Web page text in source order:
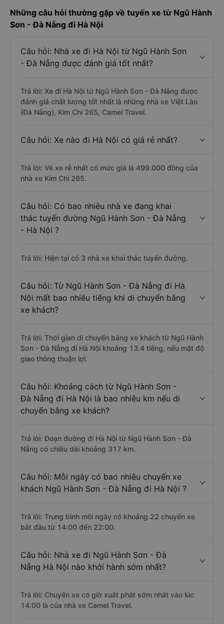
Những câu hỏi thường gặp về tuyến xe từ Ngũ Hành
Sơn - Đà Nẵng đi Hà Nội
Câu hỏi: Nhà xe đi Hà Nội từ Ngũ Hành Sơn
- Đà Nẵng được đánh giá tốt nhất?
Trả lời: Xe đi Hà Nội từ Ngũ Hành Sơn - Đà Nẵng được
đánh giá chất lượng tốt nhất là những nhà xe Việt Lào
(Đà Nẵng), Kim Chi 265, Camel Travel.
Câu hỏi: Xe nào đi Hà Nội có giá rẻ nhất?
Trả lời: Vé xe rẻ nhất có mức giá là 499.000 đồng của
nhà xe Kim Chi 265.
Câu hỏi: Có bao nhiêu nhà xe đang khai
thác tuyến đường Ngũ Hành Sơn - Đà Nẵng
- Hà Nội ?
Trả lời: Hiện tại có 3 nhà xe khai thác tuyến đường.
Câu hỏi: Từ Ngũ Hành Sơn - Đà Nẵng đi Hà
Nội mất bao nhiêu tiếng khi di chuyển bằng
xe khách?
Trả lời: Thời gian di chuyển bằng xe khách từ Ngũ Hành
Sơn - Đà Nẵng đi Hà Nội khoảng 13.4 tiếng, nếu mật độ
giao thông thuận lợi.
Câu hỏi: Khoảng cách từ Ngũ Hành Sơn -
Đà Nẵng đi Hà Nội là bao nhiêu km nếu di
chuyển bằng xe khách?
Trả lời: Đoạn đường đi Hà Nội từ Ngũ Hành Sơn - Đà
Nẵng có chiều dài khoảng 317 km.
Câu hỏi: Mỗi ngày có bao nhiêu chuyến xe
khách Ngũ Hành Sơn - Đà Nẵng đi Hà Nội ?
Trả lời: Trung bình mỗi ngày có khoảng 22 chuyến xe
bắt đầu từ 14:00 đến 22:00.
Câu hỏi: Nhà xe đi Ngũ Hành Sơn - Đà
Nẵng Hà Nội nào khởi hành sớm nhất?
Trả lời: Chuyến xe có giờ xuất phát sớm nhất vào lúc
14:00 là của nhà xe Camel Travel.